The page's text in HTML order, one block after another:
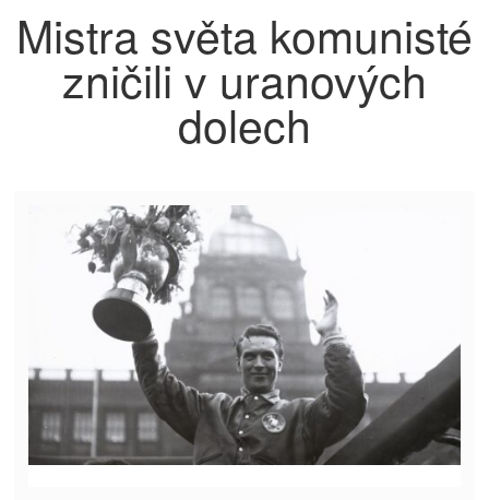
Mistra světa komunisté
zničili v uranových
dolech